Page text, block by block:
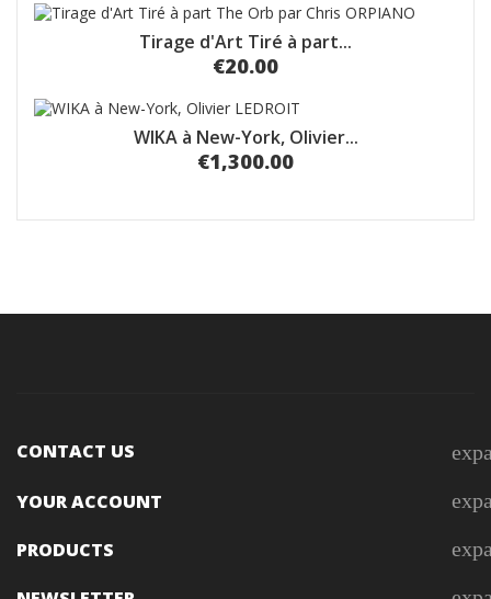
Tirage d'Art Tiré à part...
€20.00
WIKA à New-York, Olivier...
€1,300.00
CONTACT US
YOUR ACCOUNT
PRODUCTS